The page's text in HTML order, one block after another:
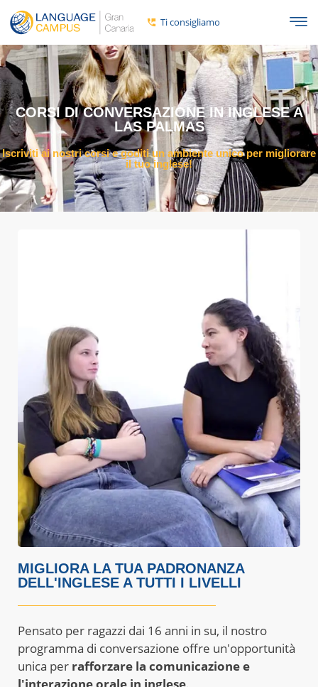
contenuto
Ti consigliamo
CORSI DI CONVERSAZIONE IN INGLESE A
LAS PALMAS
Iscriviti ai nostri corsi e goditi un ambiente unico per migliorare
il tuo inglese!
MIGLIORA LA TUA PADRONANZA
DELL'INGLESE A TUTTI I LIVELLI
Pensato per ragazzi dai 16 anni in su, il nostro
programma di conversazione offre un'opportunità
unica per rafforzare la comunicazione e